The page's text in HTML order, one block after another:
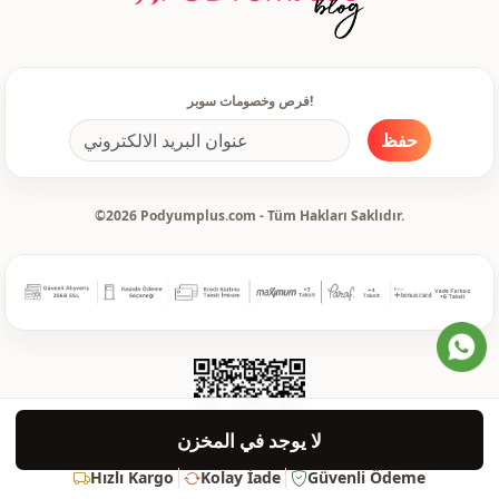
لا يوجد في المخزن
Hızlı Kargo Kolay İade Güvenli Ödeme
ضيق
تفاصيل الكم معيار
تفاصيل مكشكش
الاستخدام يومي
مكتب
الاستخدام دعوة
فرص وخصومات سوبر!
حفظ
©2026 Podyumplus.com - Tüm Hakları Saklıdır.